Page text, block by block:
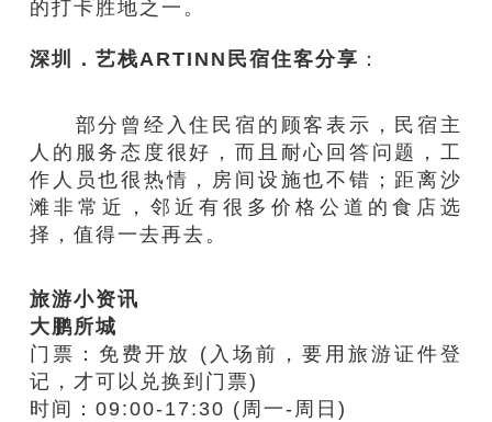
的打卡胜地之一。
深圳．艺栈ARTINN 民宿住客分享 ：
部分曾经入住民宿的顾客表示，民宿主
人的服务态度很好，而且耐心回答问题，工
作人员也很热情，房间设施也不错；距离沙
滩非常近，邻近有很多价格公道的食店选
择，值得一去再去。
旅游小资讯
大鹏所城
门票： 免费开放
(入场前，要用旅游证件登
记，才可以兑换到门票)
时间：09:00-17:30 (周一-周日)